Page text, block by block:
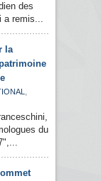
des
a remis...
la
,
du